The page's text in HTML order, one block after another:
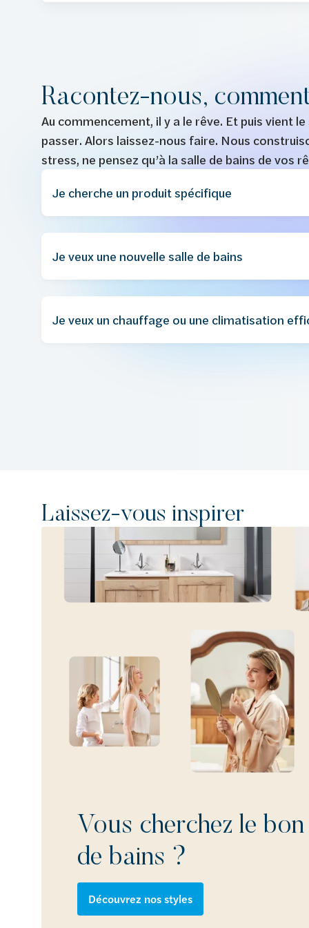
Racontez-nous,
Au commencement, il y a le rêve. Et puis vient
passer. Alors laissez-nous faire. Nous
stress, ne pensez qu’à la salle de bains de vos
Je cherche un produit spécifique
Je veux une nouvelle salle de bains
Je veux un chauffage ou une climatisation
Laissez-vous inspirer
Vous cherchez le
de bains ?
Découvrez nos styles